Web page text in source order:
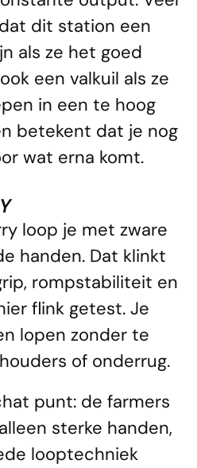
dit station een
als ze het goed
een valkuil als ze
in een te hoog
betekent dat je nog
wat erna komt.
loop je met zware
handen. Dat klinkt
rompstabiliteit en
flink getest. Je
lopen zonder te
of onderrug.
punt: de farmers
sterke handen,
looptechniek